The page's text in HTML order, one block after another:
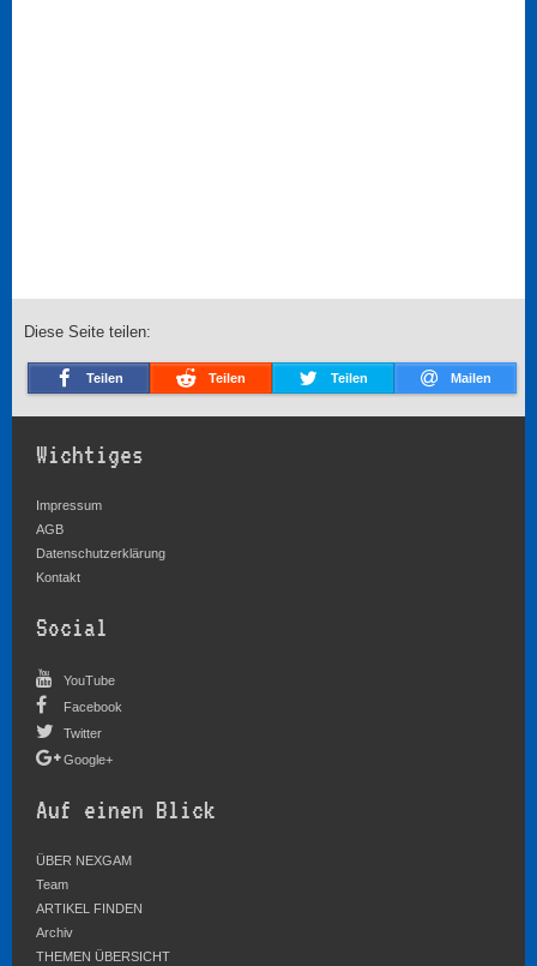
Diese Seite teilen:
Teilen Teilen Teilen Mailen
Wichtiges
Impressum
AGB
Datenschutzerklärung
Kontakt
Social
YouTube
Facebook
Twitter
Google+
Auf einen Blick
ÜBER NEXGAM
Team
ARTIKEL FINDEN
Archiv
THEMEN ÜBERSICHT